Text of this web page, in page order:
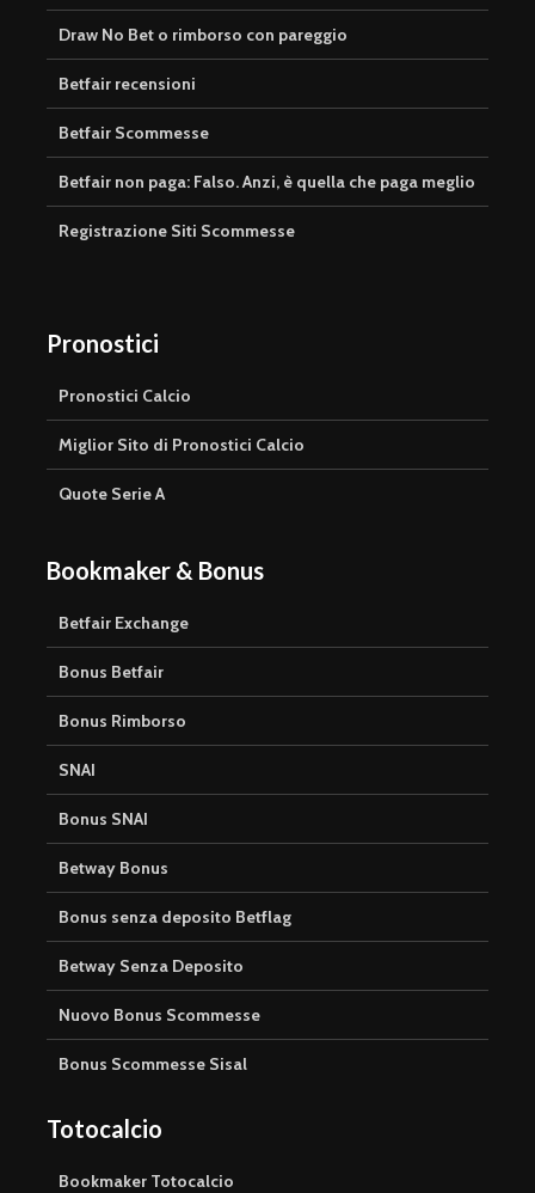
Draw No Bet o rimborso con pareggio
Betfair recensioni
Betfair Scommesse
Betfair non paga: Falso. Anzi, è quella che paga meglio
Registrazione Siti Scommesse
Pronostici
Pronostici Calcio
Miglior Sito di Pronostici Calcio
Quote Serie A
Bookmaker & Bonus
Betfair Exchange
Bonus Betfair
Bonus Rimborso
SNAI
Bonus SNAI
Betway Bonus
Bonus senza deposito Betflag
Betway Senza Deposito
Nuovo Bonus Scommesse
Bonus Scommesse Sisal
Totocalcio
Bookmaker Totocalcio